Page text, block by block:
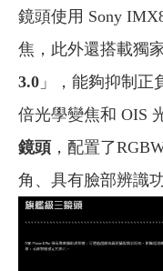
鏡頭使用 Sony
焦，此外還搭載獨
3.0 」，能夠抑制正
倍光學變焦和 OIS
鏡頭，配置了
角、具有臉部辨識功